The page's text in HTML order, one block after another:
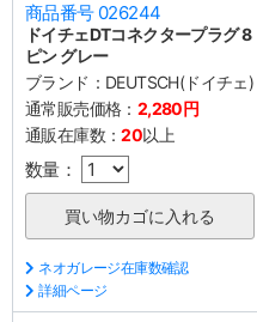
商品番号 026244
ドイチェDTコネクタープラグ 8
ピン グレー
ブランド： DEUTSCH(ドイチェ)
通常販売価格： 2,280円
通販在庫数：20以上
数量：
ネオガレージ在庫数確認
詳細ページ